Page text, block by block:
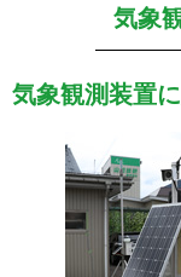
気象
気象観測装置